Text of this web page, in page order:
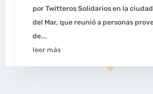
por Twitteros Solidarios en la
del Mar, que reunió a personas
de...
leer más